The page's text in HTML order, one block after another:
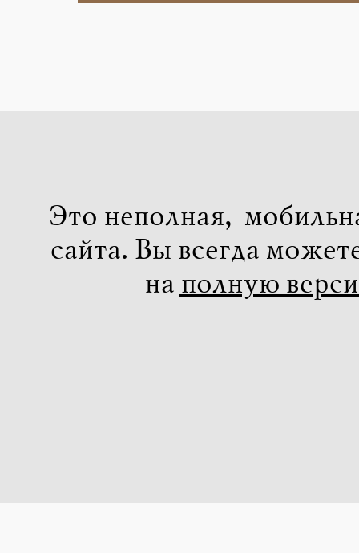
Это неполная,
сайта. Вы всегда
на полную